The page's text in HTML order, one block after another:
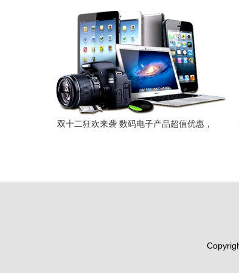
双十二狂欢来袭 数码电子产品超值优惠，